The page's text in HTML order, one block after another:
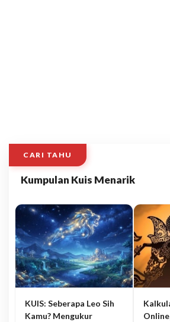
CARI TAHU
Kumpulan Kuis Menarik
KUIS: Seberapa Leo Sih
Kamu? Mengukur